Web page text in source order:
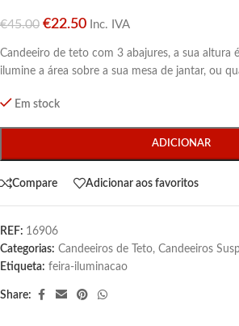
€45.00 €22.50 Inc. IVA
Candeeiro de teto com 3 abajures, a sua altura
ilumine a área sobre a sua mesa de jantar, ou
Em stock
ADICIONAR
Compare Adicionar aos favoritos
REF: 16906
Categorias: Candeeiros de Teto, Candeeiros
Etiqueta: feira-iluminacao
Share: